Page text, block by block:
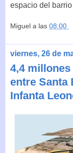
espacio del
Miguel a las 08:00
viernes, 26 de
4,4
entre Santa
Infanta